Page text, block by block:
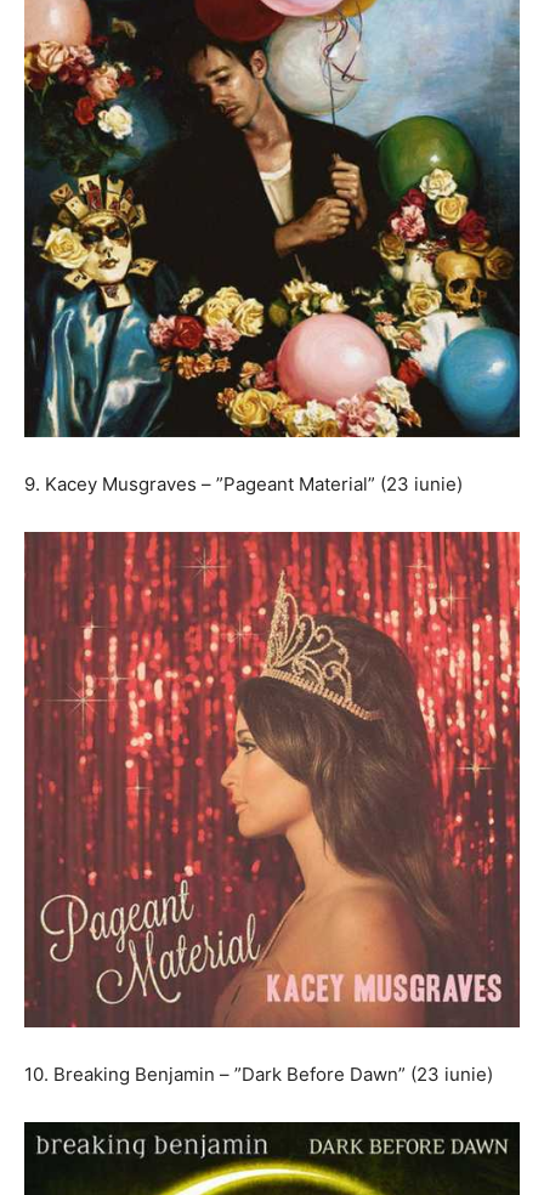
9. Kacey Musgraves – ”Pageant Material” (23 iunie)
10. Breaking Benjamin – ”Dark Before Dawn” (23 iunie)